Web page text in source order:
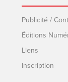
Publicité /
Éditions
Liens
Inscription